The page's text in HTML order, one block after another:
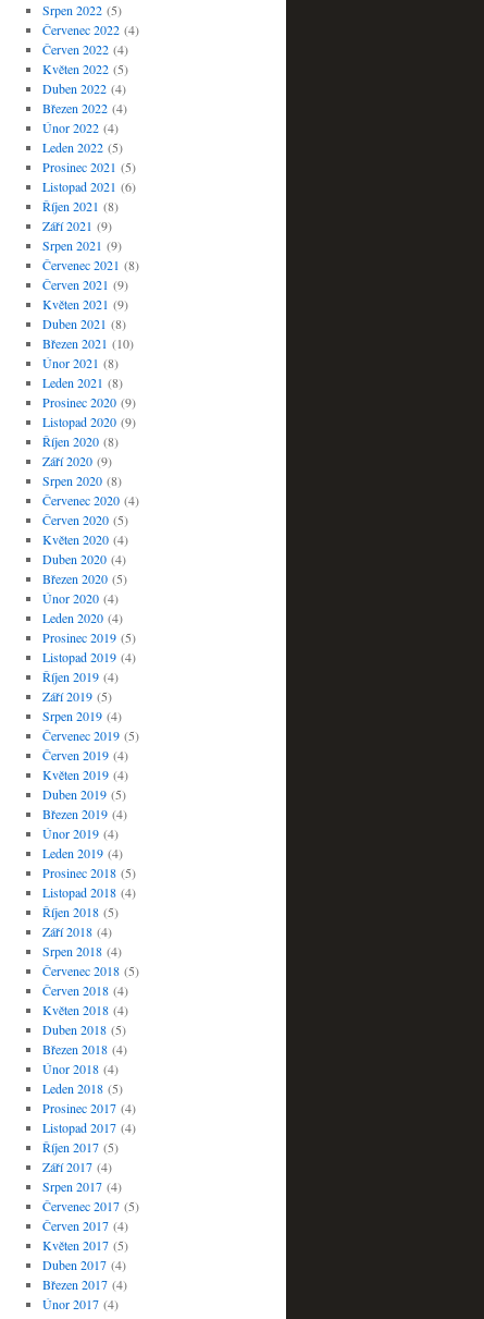
Srpen 2022(5)
Červenec 2022(4)
Červen 2022(4)
Květen 2022(5)
Duben 2022(4)
Březen 2022(4)
Únor 2022(4)
Leden 2022(5)
Prosinec 2021 (5)
Listopad 2021 (6)
Říjen 2021 (8)
Září 2021 (9)
Srpen 2021 (9)
Červenec 2021 (8)
Červen 2021 (9)
Květen 2021 (9)
Duben 2021 (8)
Březen 2021 (10)
Únor 2021 (8)
Leden 2021 (8)
Prosinec 2020(9)
Listopad 2020(9)
Říjen 2020(8)
Září 2020(9)
Srpen 2020(8)
Červenec 2020(4)
Červen 2020(5)
Květen 2020(4)
Duben 2020(4)
Březen 2020(5)
Únor 2020(4)
Leden 2020(4)
Prosinec 2019(5)
Listopad 2019(4)
Říjen 2019(4)
Září 2019(5)
Srpen 2019(4)
Červenec 2019(5)
Červen 2019(4)
Květen 2019(4)
Duben 2019(5)
Březen 2019(4)
Únor 2019(4)
Leden 2019(4)
Prosinec 2018(5)
Listopad 2018(4)
Říjen 2018(5)
Září 2018(4)
Srpen 2018(4)
Červenec 2018(5)
Červen 2018(4)
Květen 2018(4)
Duben 2018(5)
Březen 2018(4)
Únor 2018(4)
Leden 2018(5)
Prosinec 2017(4)
Listopad 2017(4)
Říjen 2017(5)
Září 2017(4)
Srpen 2017(4)
Červenec 2017(5)
Červen 2017(4)
Květen 2017(5)
Duben 2017(4)
Březen 2017(4)
Únor 2017(4)